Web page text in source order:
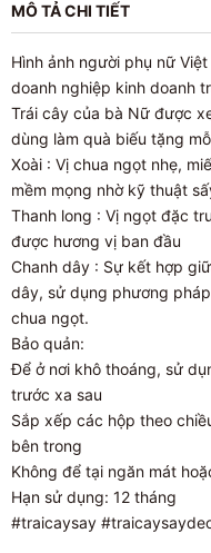
MÔ TẢ CHI TIẾT
Hình ảnh người phụ nữ
doanh nghiệp kinh doanh
Trái cây của bà Nữ được
dùng làm quà biếu tặng
Xoài : Vị chua ngọt nhẹ,
mềm mọng nhờ kỹ thuật
Thanh long : Vị ngọt đặc
được hương vị ban đầu
Chanh dây : Sự kết hợp
dây, sử dụng phương
chua ngọt.
Bảo quản:
Để ở nơi khô thoáng, sử
trước xa sau
Sắp xếp các hộp theo
bên trong
Không để tại ngăn mát
Hạn sử dụng: 12 tháng
#traicaysay